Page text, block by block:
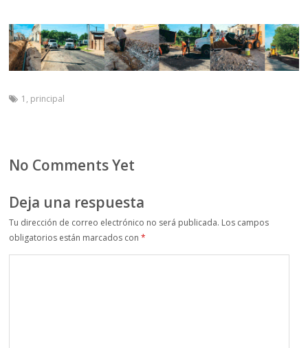
1 , principal
No Comments Yet
Deja una respuesta
Tu dirección de correo electrónico no será publicada. Los campos
obligatorios están marcados con*